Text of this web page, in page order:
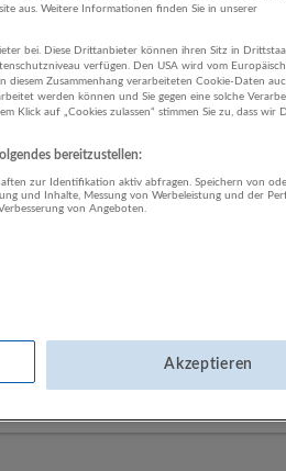
Versicherungsleistungen |
von Waren | IT-Dienstleistungen |
und Wirtschaftsprüfung |
| Verkehr | Verlagswesen |
aus. Weitere Informationen finden Sie in unserer
bei. Diese Drittanbieter können ihren Sitz in
verfügen. Den USA wird vom
diesem Zusammenhang verarbeiteten Cookie-Daten
werden können und Sie gegen eine solche
Klick auf „Cookies zulassen“ stimmen Sie zu, dass wir
bereitzustellen:
zur Identifikation aktiv abfragen. Speichern von
und Inhalte, Messung von Werbeleistung und der
von Angeboten.
Akzeptieren